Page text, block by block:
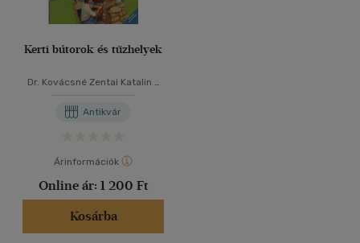
Kerti bútorok és tűzhelyek
Dr. Kovácsné Zentai Katalin -
Antikvár
Árinformációk
Online ár: 1 200 Ft
Kosárba